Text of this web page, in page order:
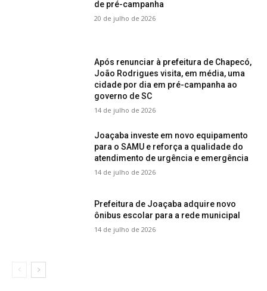
de pré-campanha
20 de julho de 2026
Após renunciar à prefeitura de Chapecó,
João Rodrigues visita, em média, uma
cidade por dia em pré-campanha ao
governo de SC
14 de julho de 2026
Joaçaba investe em novo equipamento
para o SAMU e reforça a qualidade do
atendimento de urgência e emergência
14 de julho de 2026
Prefeitura de Joaçaba adquire novo
ônibus escolar para a rede municipal
14 de julho de 2026